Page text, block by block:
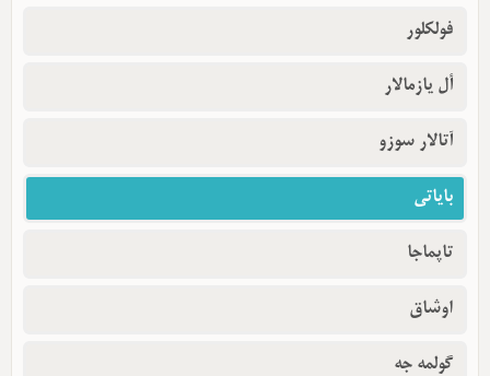
فولکلور
أل یازمالار
آتالار سوزو
بایاتی
تاپماجا
اوشاق
گولمه جه